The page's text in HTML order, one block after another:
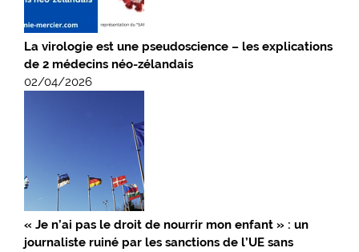
La virologie est une pseudoscience – les explications
de 2 médecins néo-zélandais
02/04/2026
« Je n’ai pas le droit de nourrir mon enfant » : un
journaliste ruiné par les sanctions de l’UE sans